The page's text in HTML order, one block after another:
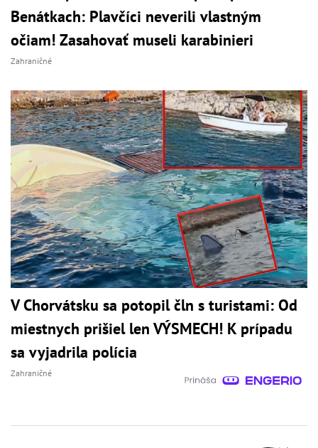
Benátkach: Plavčíci neverili vlastným
očiam! Zasahovať museli karabinieri
Zahraničné
V Chorvátsku sa potopil čln s turistami: Od
miestnych prišiel len VÝSMECH! K prípadu
sa vyjadrila polícia
Zahraničné